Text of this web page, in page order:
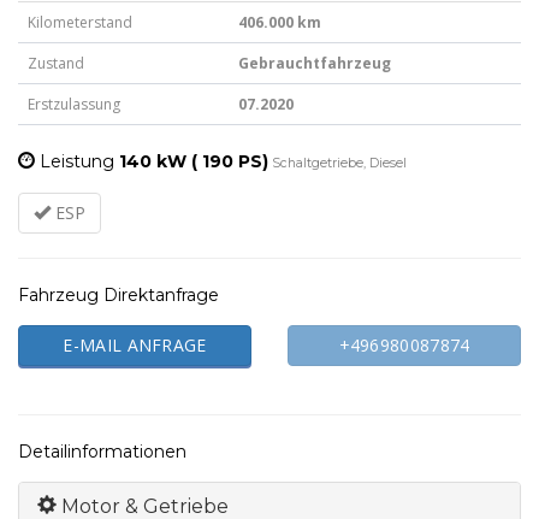
Kilometerstand
406.000 km
Zustand
Gebrauchtfahrzeug
Erstzulassung
07.2020
Leistung 140 kW ( 190 PS) Schaltgetriebe, Diesel
ESP
Fahrzeug Direktanfrage
E-MAIL ANFRAGE +496980087874
Detailinformationen
Motor & Getriebe